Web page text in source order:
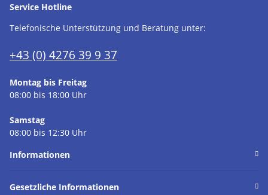
Service Hotline
Telefonische Unterstützung und Beratung unter:
+43 (0) 4276 39 9 37
Montag bis Freitag
08:00 bis 18:00 Uhr
Samstag
08:00 bis 12:30 Uhr
Informationen
Gesetzliche Informationen